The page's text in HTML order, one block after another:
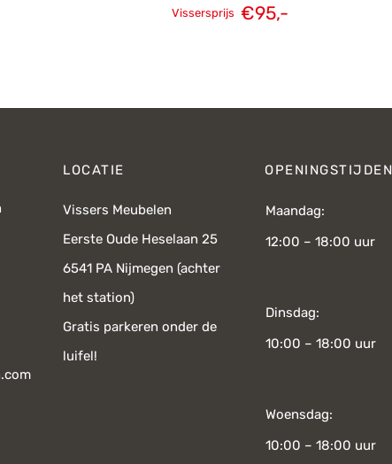
Oorspronkelijke
Vissersprijs €95,-
LOCATIE
Vissers Meubelen
Eerste Oude Heselaan 25
6541 PA Nijmegen (achter
het station)
Gratis parkeren onder de
luifel!
OPENINGSTIJDEN
Maandag:
12:00 – 18:00 uur
Dinsdag:
10:00 – 18:00 uur
Woensdag:
10:00 – 18:00 uur